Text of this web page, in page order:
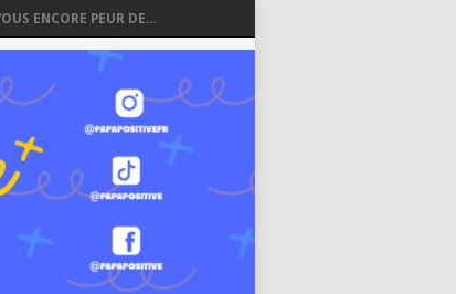
ENCORE PEUR DE...